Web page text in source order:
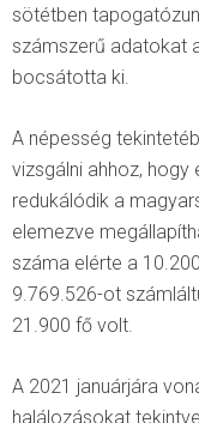
sötétben
számszerű adatokat
bocsátotta ki.
A népesség
vizsgálni ahhoz, hogy
redukálódik a
elemezve
száma elérte a
9.769.526-ot
21.900 fő volt.
A 2021 januárjára
halálozásokat